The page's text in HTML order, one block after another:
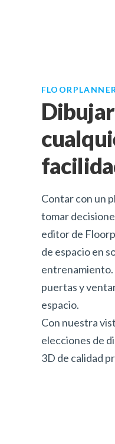
Contar con un
tomar
editor de
de espacio en
entrenamiento.
puertas y
espacio.
Con nuestra
elecciones de
3D de calidad